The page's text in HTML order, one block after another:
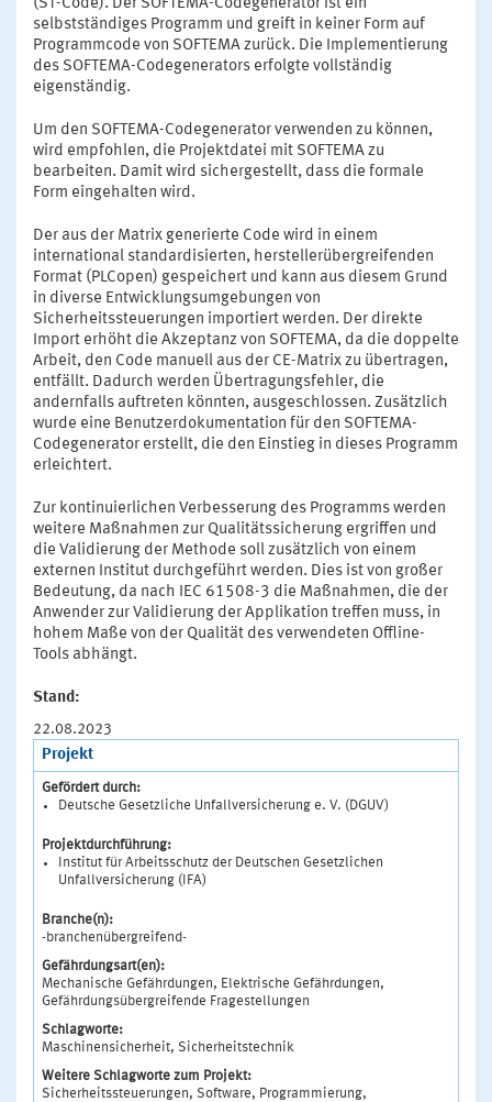
(ST-Code). Der SOFTEMA-Codegenerator ist ein
selbstständiges Programm und greift in keiner Form auf
Programmcode von SOFTEMA zurück. Die Implementierung
des SOFTEMA-Codegenerators erfolgte vollständig
eigenständig.
Um den SOFTEMA-Codegenerator verwenden zu können,
wird empfohlen, die Projektdatei mit SOFTEMA zu
bearbeiten. Damit wird sichergestellt, dass die formale
Form eingehalten wird.
Der aus der Matrix generierte Code wird in einem
international standardisierten, herstellerübergreifenden
Format (PLCopen) gespeichert und kann aus diesem Grund
in diverse Entwicklungsumgebungen von
Sicherheitssteuerungen importiert werden. Der direkte
Import erhöht die Akzeptanz von SOFTEMA, da die doppelte
Arbeit, den Code manuell aus der CE-Matrix zu übertragen,
entfällt. Dadurch werden Übertragungsfehler, die
andernfalls auftreten könnten, ausgeschlossen. Zusätzlich
wurde eine Benutzerdokumentation für den SOFTEMA-
Codegenerator erstellt, die den Einstieg in dieses Programm
erleichtert.
Zur kontinuierlichen Verbesserung des Programms werden
weitere Maßnahmen zur Qualitätssicherung ergriffen und
die Validierung der Methode soll zusätzlich von einem
externen Institut durchgeführt werden. Dies ist von großer
Bedeutung, da nach IEC 61508-3 die Maßnahmen, die der
Anwender zur Validierung der Applikation treffen muss, in
hohem Maße von der Qualität des verwendeten Offline-
Tools abhängt.
Stand:
22.08.2023
Projekt
Gefördert durch:
Deutsche Gesetzliche Unfallversicherung e. V. (DGUV)
Projektdurchführung:
Institut für Arbeitsschutz der Deutschen Gesetzlichen
Unfallversicherung (IFA)
Branche(n):
-branchenübergreifend-
Gefährdungsart(en):
Mechanische Gefährdungen, Elektrische Gefährdungen,
Gefährdungsübergreifende Fragestellungen
Schlagworte:
Maschinensicherheit, Sicherheitstechnik
Weitere Schlagworte zum Projekt:
Sicherheitssteuerungen, Software, Programmierung,